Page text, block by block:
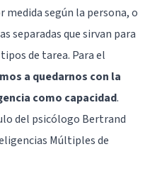
medida según la persona, o
separadas que sirvan para
de tarea. Para el
a quedarnos con la
como capacidad.
del psicólogo Bertrand
Múltiples de